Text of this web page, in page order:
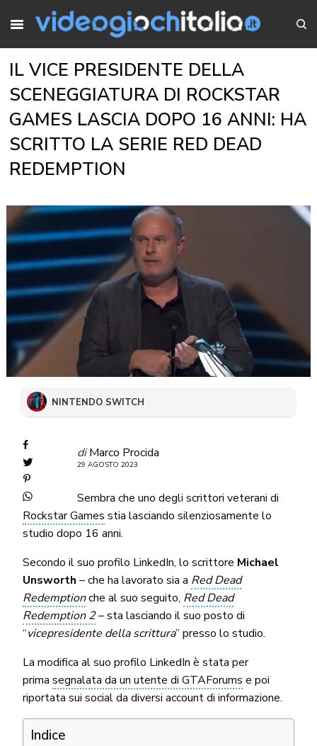
IL VICE PRESIDENTE DELLA
SCENEGGIATURA DI ROCKSTAR
GAMES LASCIA DOPO 16 ANNI: HA
SCRITTO LA SERIE RED DEAD
REDEMPTION
NINTENDO SWITCH
di Marco Procida
29 AGOSTO 2023
Sembra che uno degli scrittori veterani di
Rockstar Games stia lasciando silenziosamente lo
studio dopo 16 anni.
Secondo il suo profilo LinkedIn, lo scrittore Michael
Unsworth – che ha lavorato sia a Red Dead
Redemptionche al suo seguito, Red Dead
Redemption 2– sta lasciando il suo posto di
“vicepresidente della scrittura” presso lo studio.
La modifica al suo profilo LinkedIn è stata per
prima segnalata da un utente di GTAForums e poi
riportata sui social da diversi account di informazione.
Indice